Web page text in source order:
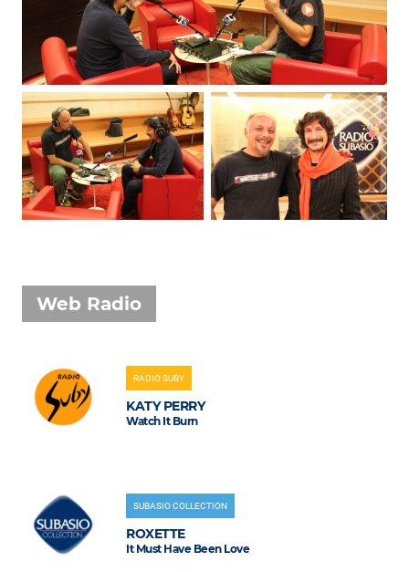
Costume
Extra
Eventi
Web Radio
RADIO SUBY
KATY PERRY
Watch It Burn
SUBASIO COLLECTION
ROXETTE
It Must Have Been Love